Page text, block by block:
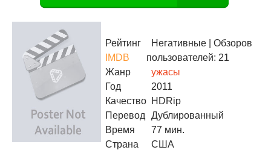
Рейтинг
IMDB
Негативные | Обзоров
пользователей: 21
Жанр
ужасы
Год
2011
Качество HDRip
Перевод
Дублированный
Время
77 мин.
Страна
США